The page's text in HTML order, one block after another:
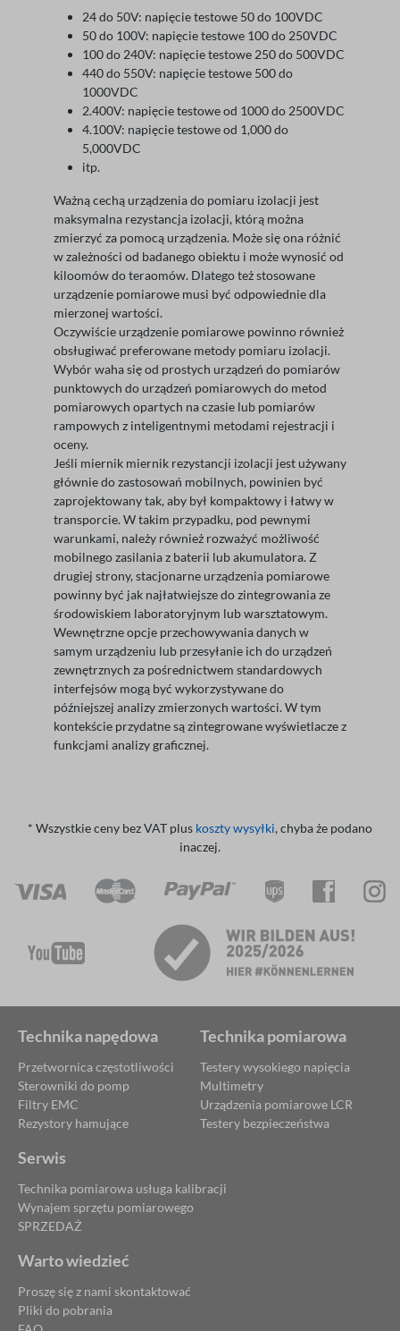
24 do 50V: napięcie testowe 50 do 100VDC
50 do 100V: napięcie testowe 100 do 250VDC
100 do 240V: napięcie testowe 250 do 500VDC
440 do 550V: napięcie testowe 500 do
1000VDC
2.400V: napięcie testowe od 1000 do 2500VDC
4.100V: napięcie testowe od 1,000 do
5,000VDC
itp.
Ważną cechą urządzenia do pomiaru izolacji jest
maksymalna rezystancja izolacji, którą można
zmierzyć za pomocą urządzenia. Może się ona różnić
w zależności od badanego obiektu i może wynosić od
kiloomów do teraomów. Dlatego też stosowane
urządzenie pomiarowe musi być odpowiednie dla
mierzonej wartości.
Oczywiście urządzenie pomiarowe powinno również
obsługiwać preferowane metody pomiaru izolacji.
Wybór waha się od prostych urządzeń do pomiarów
punktowych do urządzeń pomiarowych do metod
pomiarowych opartych na czasie lub pomiarów
rampowych z inteligentnymi metodami rejestracji i
oceny.
Jeśli miernik miernik rezystancji izolacji jest używany
głównie do zastosowań mobilnych, powinien być
zaprojektowany tak, aby był kompaktowy i łatwy w
transporcie. W takim przypadku, pod pewnymi
warunkami, należy również rozważyć możliwość
mobilnego zasilania z baterii lub akumulatora. Z
drugiej strony, stacjonarne urządzenia pomiarowe
powinny być jak najłatwiejsze do zintegrowania ze
środowiskiem laboratoryjnym lub warsztatowym.
Wewnętrzne opcje przechowywania danych w
samym urządzeniu lub przesyłanie ich do urządzeń
zewnętrznych za pośrednictwem standardowych
interfejsów mogą być wykorzystywane do
późniejszej analizy zmierzonych wartości. W tym
kontekście przydatne są zintegrowane wyświetlacze z
funkcjami analizy graficznej.
* Wszystkie ceny bez VAT plus koszty wysyłki, chyba że podano
inaczej.
Technika napędowa
Przetwornica częstotliwości
Sterowniki do pomp
Filtry EMC
Rezystory hamujące
Technika pomiarowa
Testery wysokiego napięcia
Multimetry
Urządzenia pomiarowe LCR
Testery bezpieczeństwa
Serwis
Technika pomiarowa usługa kalibracji
Wynajem sprzętu pomiarowego
SPRZEDAŻ
Warto wiedzieć
Proszę się z nami skontaktować
Pliki do pobrania